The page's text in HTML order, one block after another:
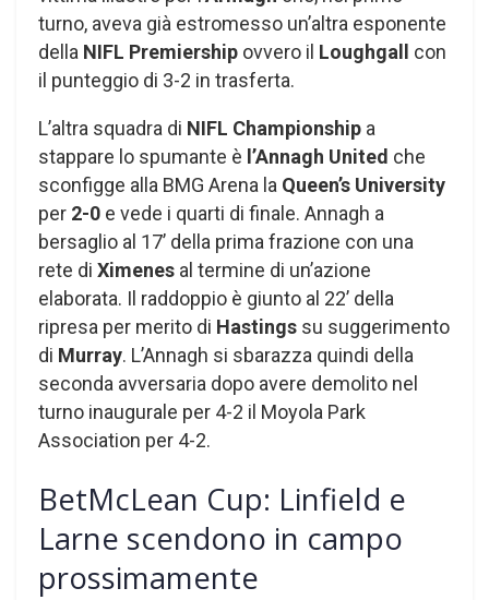
turno, aveva già estromesso un’altra esponente
della NIFL Premiership ovvero il Loughgall con
il punteggio di 3-2 in trasferta.
L’altra squadra di NIFL Championship a
stappare lo spumante è l’Annagh United che
sconfigge alla BMG Arena la Queen’s University
per 2-0 e vede i quarti di finale. Annagh a
bersaglio al 17’ della prima frazione con una
rete di Ximenes al termine di un’azione
elaborata. Il raddoppio è giunto al 22’ della
ripresa per merito di Hastings su suggerimento
di Murray. L’Annagh si sbarazza quindi della
seconda avversaria dopo avere demolito nel
turno inaugurale per 4-2 il Moyola Park
Association per 4-2.
BetMcLean Cup: Linfield e
Larne scendono in campo
prossimamente